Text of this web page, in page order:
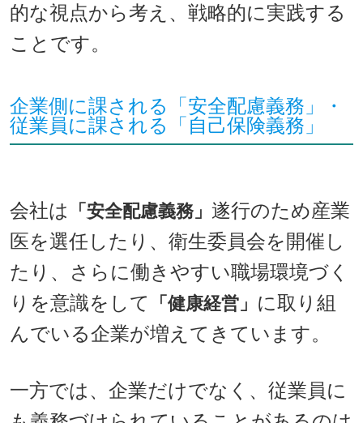
的な視点から考え、戦略的に実践する
ことです。
企業側に課される「安全配慮義務」・
従業員に課される「自己保険義務」
会社は 「安全配慮義務」遂行のため産業
医を選任したり、衛生委員会を開催し
たり、さらに働きやすい職場環境づく
りを意識をして
「健康経営」 に取り組
んでいる企業が増えてきています。
一方では、企業だけでなく、従業員に